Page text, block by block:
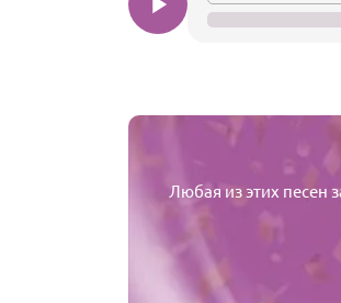
Любая из этих песен